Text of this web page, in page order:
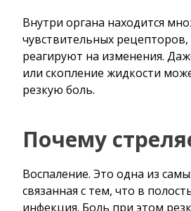
Внутри органа находится
чувствительных
реагируют на изменения.
или скопление жидкости
резкую боль.
Почему
Воспаление. Это одна из
связанная с тем, что в
инфекция. Боль при этом